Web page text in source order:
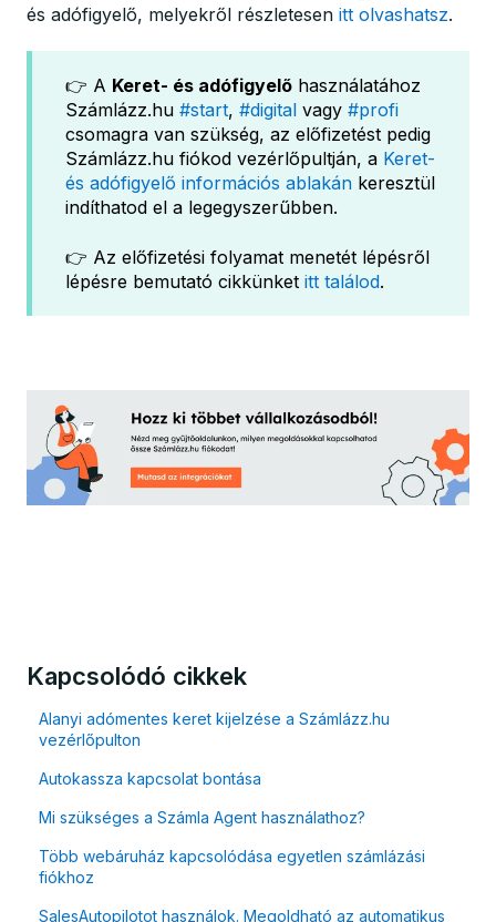
és adófigyelő, melyekről részletesen itt olvashatsz.
👉 A Keret- és adófigyelő használatához
Számlázz.hu #start, #digital vagy #profi
csomagra van szükség, az előfizetést pedig
Számlázz.hu fiókod vezérlőpultján, a Keret-
és adófigyelő információs ablakán keresztül
indíthatod el a legegyszerűbben.
👉 Az előfizetési folyamat menetét lépésről
lépésre bemutató cikkünket itt találod.
Kapcsolódó cikkek
Alanyi adómentes keret kijelzése a Számlázz.hu
vezérlőpulton
Autokassza kapcsolat bontása
Mi szükséges a Számla Agent használathoz?
Több webáruház kapcsolódása egyetlen számlázási
fiókhoz
SalesAutopilotot használok. Megoldható az automatikus